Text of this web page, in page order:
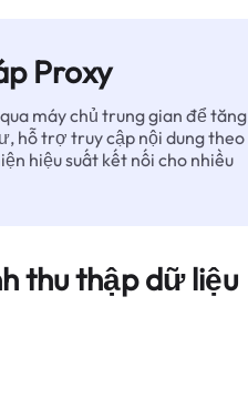
Proxy
máy chủ trung gian để tăng
hỗ trợ truy cập nội dung theo
hiệu suất kết nối cho nhiều
thu thập dữ liệu